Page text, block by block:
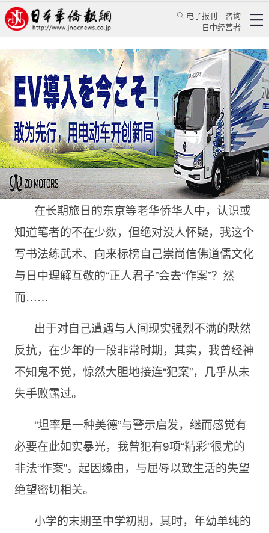
电子报刊
咨询
日中经营者
“作案”——来自“天才神童”的真实自述(五)
黄教聪 特辑 华文汇萃
日本华侨报 2024/12/27 16:27:43
在长期旅日的东京等老华侨华人中，认识或
知道笔者的不在少数，但绝对没人怀疑，我这个
写书法练武术、向来标榜自己崇尚信佛道儒文化
与日中理解互敬的“正人君子”会去“作案”？然
而……
出于对自己遭遇与人间现实强烈不满的默然
反抗，在少年的一段非常时期，其实，我曾经神
不知鬼不觉，惊然大胆地接连“犯案”，几乎从未
失手败露过。
“坦率是一种美德”与警示启发，继而感觉有
必要在此如实暴光，我曾犯有9项“精彩”很尤的
非法“作案”。起因缘由，与屈辱以致生活的失望
绝望密切相关。
小学的末期至中学初期，其时，年幼单纯的